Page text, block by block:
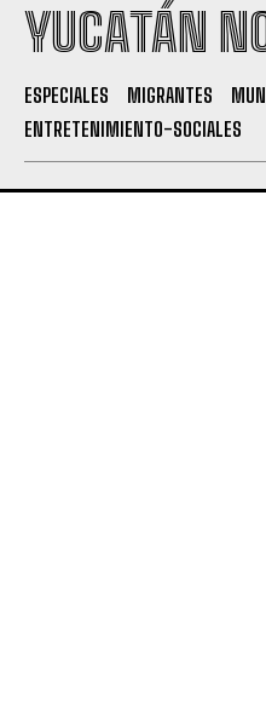
YUCATÁN
ESPECIALES MIGRANTES
ENTRETENIMIENTO-SOCIALES